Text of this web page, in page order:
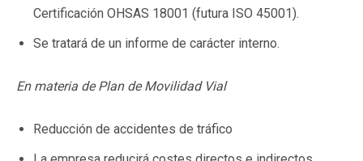
Certificación OHSAS 18001 (futura ISO 45001).
Se tratará de un informe de carácter interno.
En materia de Plan de Movilidad Vial
Reducción de accidentes de tráfico